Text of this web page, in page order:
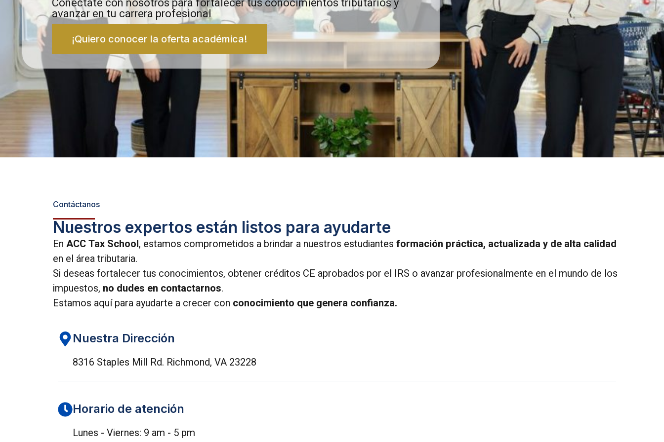
avanzar en tu carrera profesional
¡Quiero conocer la oferta académica!
Contáctanos
Nuestros expertos están listos para ayudarte
En ACC Tax School, estamos comprometidos a brindar a nuestros estudiantes formación práctica, actualizada y de alta calidad
en el área tributaria.
Si deseas fortalecer tus conocimientos, obtener créditos CE aprobados por el IRS o avanzar profesionalmente en el mundo de los
impuestos, no dudes en contactarnos.
Estamos aquí para ayudarte a crecer con conocimiento que genera confianza.
Nuestra Dirección
8316 Staples Mill Rd. Richmond, VA 23228
Horario de atención
Lunes - Viernes: 9 am - 5 pm